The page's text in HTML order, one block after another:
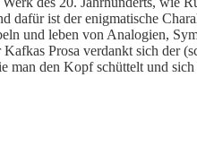
dafür ist der enigmatische
und leben von Analogien,
Prosa verdankt sich der
man den Kopf schüttelt und